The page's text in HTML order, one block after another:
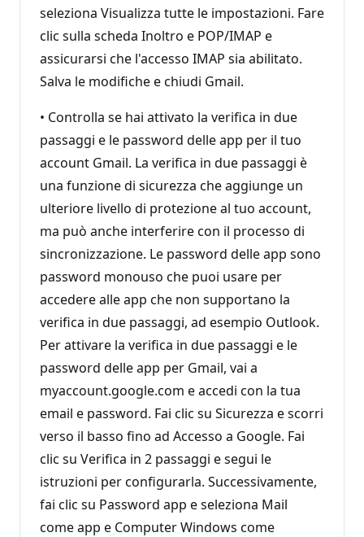
seleziona Visualizza tutte le impostazioni. Fare
clic sulla scheda Inoltro e POP/IMAP e
assicurarsi che l'accesso IMAP sia abilitato.
Salva le modifiche e chiudi Gmail.
• Controlla se hai attivato la verifica in due
passaggi e le password delle app per il tuo
account Gmail. La verifica in due passaggi è
una funzione di sicurezza che aggiunge un
ulteriore livello di protezione al tuo account,
ma può anche interferire con il processo di
sincronizzazione. Le password delle app sono
password monouso che puoi usare per
accedere alle app che non supportano la
verifica in due passaggi, ad esempio Outlook.
Per attivare la verifica in due passaggi e le
password delle app per Gmail, vai a
myaccount.google.com e accedi con la tua
email e password. Fai clic su Sicurezza e scorri
verso il basso fino ad Accesso a Google. Fai
clic su Verifica in 2 passaggi e segui le
istruzioni per configurarla. Successivamente,
fai clic su Password app e seleziona Mail
come app e Computer Windows come